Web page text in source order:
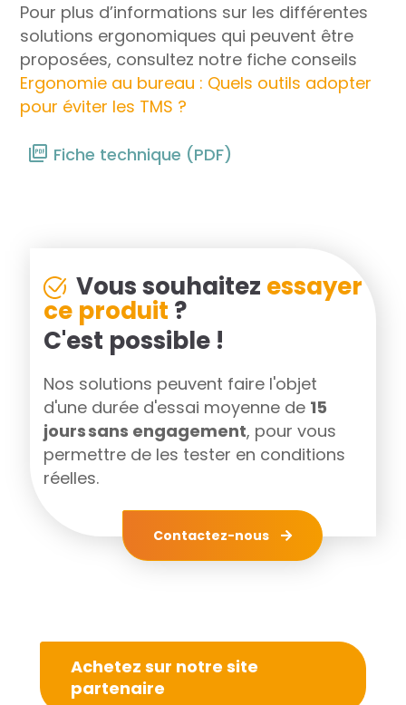
Pour plus d’informations sur les différentes
solutions ergonomiques qui peuvent être
proposées, consultez notre fiche conseils
Ergonomie au bureau : Quels outils adopter
pour éviter les TMS ?
Fiche technique (PDF)
Achetez sur notre site
partenaire
Vous souhaitez essayer
ce produit ?
C'est possible !
Nos solutions peuvent faire l'objet
d'une durée d'essai moyenne de 15
jours sans engagement, pour vous
permettre de les tester en conditions
réelles.
Contactez-nous